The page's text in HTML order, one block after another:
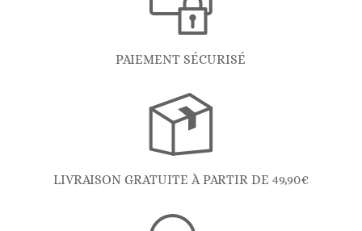
PAIEMENT SÉCURISÉ
LIVRAISON GRATUITE À PARTIR DE 49,90€